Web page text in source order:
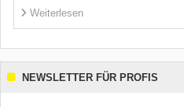
Weiterlesen
NEWSLETTER FÜR PROFIS